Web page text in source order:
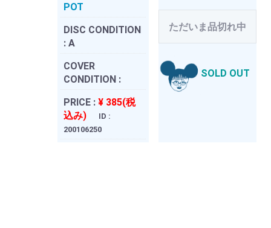
POT
DISC CONDITION
: A
COVER
CONDITION :
PRICE : ¥ 385(税
込み)
ID :
200106250
ただいま品切れ中
SOLD OUT